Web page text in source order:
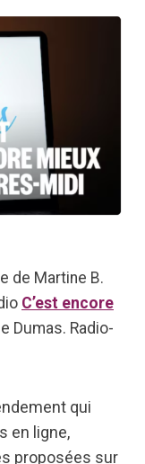
de Martine B.
C’est encore
Dumas. Radio-
qui
en ligne,
proposées sur